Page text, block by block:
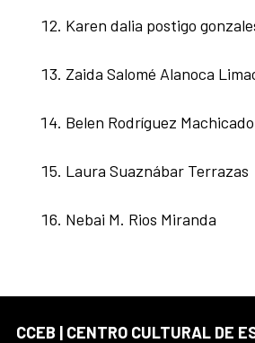
Karen dalia postigo
Zaida Salomé Alanoca
Belen Rodríguez Machicado
Laura Suaznábar Terrazas
Nebai M. Rios Miranda
CCEB | CENTRO CULTURAL DE